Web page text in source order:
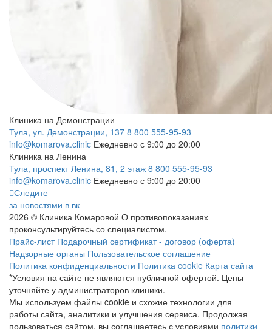
Клиника на Демонстрации
Тула, ул. Демонстрации, 137 8 800 555-95-93
info@komarova.clinic Ежедневно с 9:00 до 20:00
Клиника на Ленина
Тула, проспект Ленина, 81, 2 этаж 8 800 555-95-93
info@komarova.clinic Ежедневно с 9:00 до 20:00
Следите
за новостями в вк
2026 © Клиника Комаровой О противопоказаниях
проконсультируйтесь со специалистом.
Прайс-лист Подарочный сертификат - договор (оферта)
Надзорные органы Пользовательское соглашение
Политика конфиденциальности Политика cookie Карта сайта
*Условия на сайте не являются публичной офертой. Цены
уточняйте у администраторов клиники.
Мы используем файлы cookie и схожие технологии для
работы сайта, аналитики и улучшения сервиса. Продолжая
пользоваться сайтом, вы соглашаетесь с условиями политики